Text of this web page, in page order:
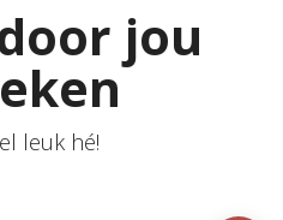
jou
leuk hé!